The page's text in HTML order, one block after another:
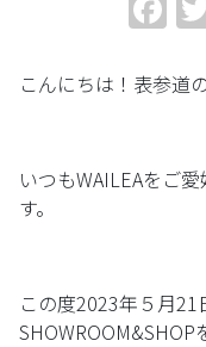
こんにちは！表参道
いつもWAILEAをご
す。
この度2023年５月
SHOWROOM&SHOP